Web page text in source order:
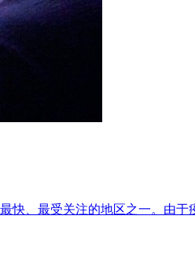
、最受关注的地区之一。由